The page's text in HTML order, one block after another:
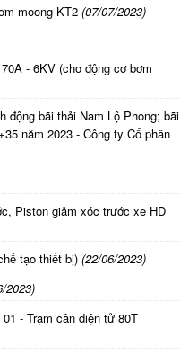
moong KT2 (07/07/2023)
- 6KV (cho động cơ bơm
động bãi thải Nam Lộ Phong; bãi
năm 2023 - Công ty Cổ phần
Piston giảm xóc trước xe HD
tạo thiết bị) (22/06/2023)
2023)
- Trạm cân điện tử 80T